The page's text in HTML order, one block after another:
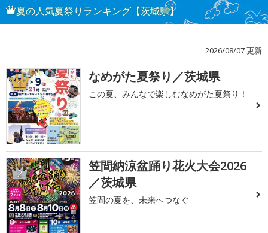
夏の人気夏祭りランキング【茨城県】
2026/08/07 更新
1 なめがた夏祭り／茨城県
この夏、みんなで楽しむなめがた夏祭り！
2
笠間納涼盆踊り花火大会2026
／茨城県
笠間の夏を、未来へつなぐ